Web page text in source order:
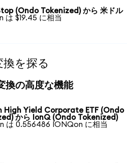
(Ondo Tokenized) から 米ドル
は $19.45 に相当
を探る
換の高度な機能
High Yield Corporate ETF (Ondo
から IonQ (Ondo Tokenized)
は 0.556486 IONQon に相当